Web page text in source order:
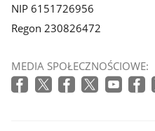
NIP 6151726956
Regon 230826472
MEDIA SPOŁECZNOŚCIOWE: